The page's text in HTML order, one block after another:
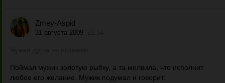
Zmey-Aspid
31 августа 2009
Поймал мужик золотую рыбку, а та молвила, что исполнит
любое его желание. Мужик подумал и говорит: